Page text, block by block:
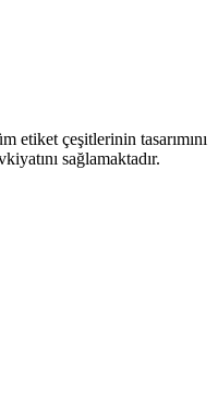
etiket çeşitlerinin tasarımını
sağlamaktadır.